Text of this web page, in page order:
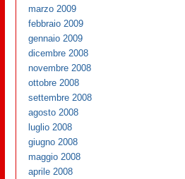
marzo 2009
febbraio 2009
gennaio 2009
dicembre 2008
novembre 2008
ottobre 2008
settembre 2008
agosto 2008
luglio 2008
giugno 2008
maggio 2008
aprile 2008